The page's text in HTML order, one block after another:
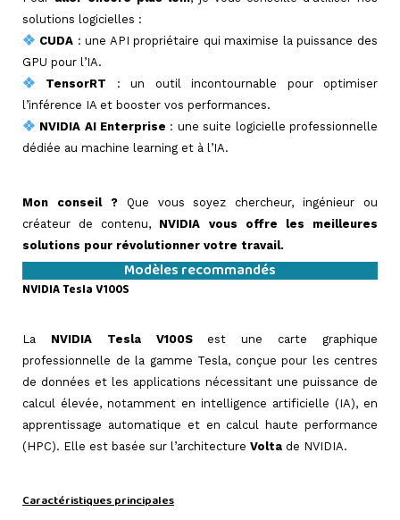
solutions logicielles :
CUDA : une API propriétaire qui maximise la puissance des
GPU pour l’IA.
TensorRT : un outil incontournable pour optimiser
l’inférence IA et booster vos performances.
NVIDIA AI Enterprise : une suite logicielle professionnelle
dédiée au machine learning et à l’IA.
Mon conseil ?Que vous soyez chercheur, ingénieur ou
créateur de contenu, NVIDIA vous offre les meilleures
solutions pour révolutionner votre travail.
Modèles recommandés
NVIDIA Tesla V100S
La NVIDIA Tesla V100Sest une carte graphique
professionnelle de la gamme Tesla, conçue pour les centres
de données et les applications nécessitant une puissance de
calcul élevée, notamment en intelligence artificielle (IA), en
apprentissage automatique et en calcul haute performance
(HPC). Elle est basée sur l’architecture Volta de NVIDIA.
Caractéristiques principales